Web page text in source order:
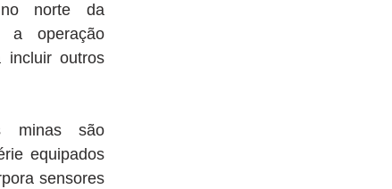
no norte da
a operação
incluir outros
minas são
equipados
sensores